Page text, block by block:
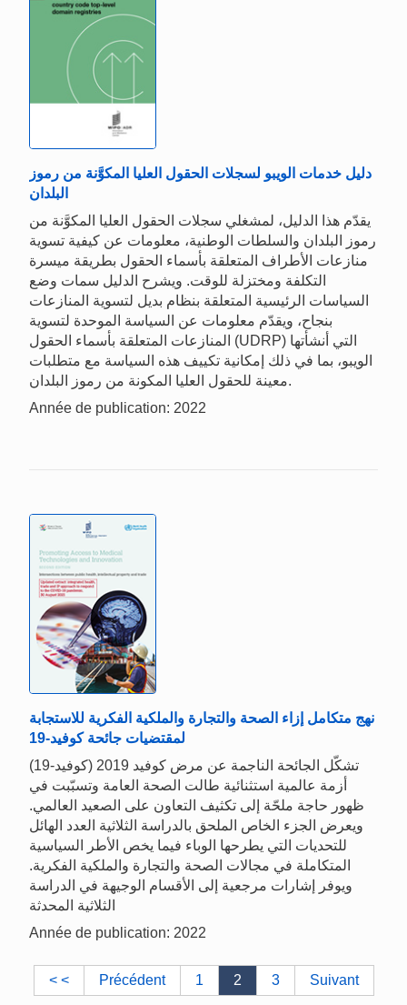
دليل خدمات الويبو لسجلات الحقول العليا المكوَّنة من رموز
البلدان
يقدّم هذا الدليل، لمشغلي سجلات الحقول العليا المكوَّنة من
رموز البلدان والسلطات الوطنية، معلومات عن كيفية تسوية
منازعات الأطراف المتعلقة بأسماء الحقول بطريقة ميسرة
التكلفة ومختزلة للوقت. ويشرح الدليل سمات وضع
السياسات الرئيسية المتعلقة بنظام بديل لتسوية المنازعات
بنجاح، ويقدّم معلومات عن السياسة الموحدة لتسوية
المنازعات المتعلقة بأسماء الحقول (UDRP) التي أنشأتها
الويبو، بما في ذلك إمكانية تكييف هذه السياسة مع متطلبات
معينة للحقول العليا المكونة من رموز البلدان.
Année de publication: 2022
نهج متكامل إزاء الصحة والتجارة والملكية الفكرية للاستجابة
لمقتضيات جائحة كوفيد-19
تشكّل الجائحة الناجمة عن مرض كوفيد 2019 (كوفيد-19)
أزمة عالمية استثنائية طالت الصحة العامة وتسبّبت في
ظهور حاجة ملحّة إلى تكثيف التعاون على الصعيد العالمي.
ويعرض الجزء الخاص الملحق بالدراسة الثلاثية العدد الهائل
للتحديات التي يطرحها الوباء فيما يخص الأطر السياسية
المتكاملة في مجالات الصحة والتجارة والملكية الفكرية.
ويوفر إشارات مرجعية إلى الأقسام الوجيهة في الدراسة
الثلاثية المحدثة
Année de publication: 2022
< < Précédent 1 2 3 Suivant